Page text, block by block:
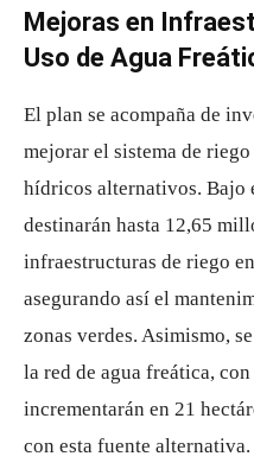
Mejoras en
Uso de Agua
El plan se acompaña de
mejorar el sistema de
hídricos alternativos. Bajo
destinarán hasta 12,65
infraestructuras de riego
asegurando así el
zonas verdes. Asimismo,
la red de agua freática,
incrementarán en 21
con esta fuente alternativa.